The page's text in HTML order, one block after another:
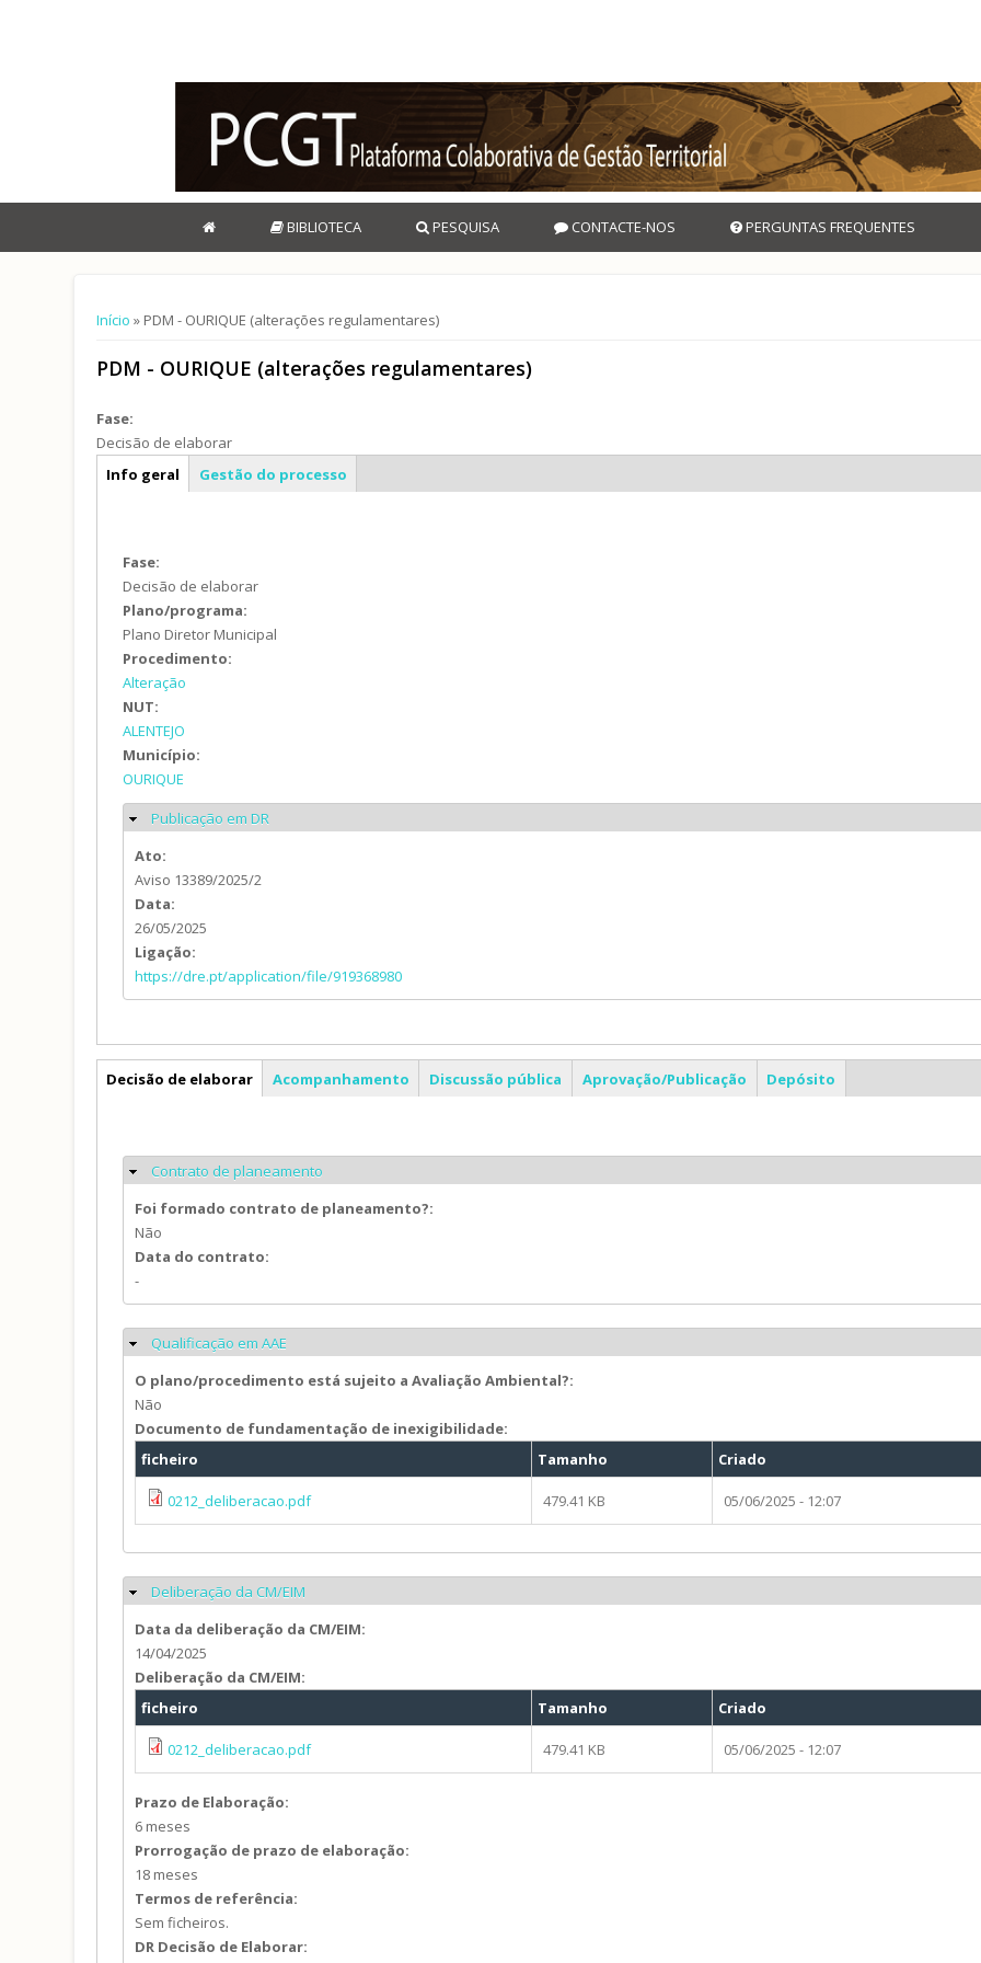
BIBLIOTECA PESQUISA CONTACTE-NOS PERGUNTAS FREQUENTES
Está aqui
Início » PDM - OURIQUE (alterações regulamentares)
PDM - OURIQUE (alterações regulamentares)
Fase:
Decisão de elaborar
Caracterização geral
Info geral Gestão do processo
Fase:
Decisão de elaborar
Plano/programa:
Plano Diretor Municipal
Procedimento:
Alteração
NUT:
ALENTEJO
Município:
OURIQUE
Ocultar
Publicação em DR
Ato:
Aviso 13389/2025/2
Data:
26/05/2025
Ligação:
https://dre.pt/application/file/919368980
PDM
Decisão de elaborar Acompanhamento Discussão pública Aprovação/Publicação Depósito
Ocultar
Contrato de planeamento
Foi formado contrato de planeamento?:
Não
Data do contrato:
-
Ocultar
Qualificação em AAE
O plano/procedimento está sujeito a Avaliação Ambiental?:
Não
Documento de fundamentação de inexigibilidade:
ficheiro
Tamanho Criado
0212_deliberacao.pdf 479.41 KB 05/06/2025 - 12:07
Ocultar
Deliberação da CM/EIM
Data da deliberação da CM/EIM:
14/04/2025
Deliberação da CM/EIM:
ficheiro
Tamanho Criado
0212_deliberacao.pdf 479.41 KB 05/06/2025 - 12:07
Prazo de Elaboração:
6 meses
Prorrogação de prazo de elaboração:
18 meses
Termos de referência:
Sem ficheiros.
DR Decisão de Elaborar: